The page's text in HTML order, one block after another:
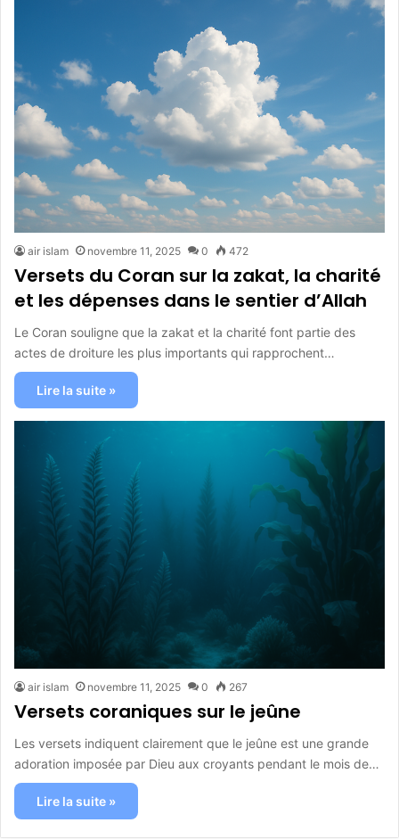
air islam novembre 11, 2025 0 472
Versets du Coran sur la zakat, la charité
et les dépenses dans le sentier d’Allah
Le Coran souligne que la zakat et la charité font partie des
actes de droiture les plus importants qui rapprochent…
Lire la suite »
air islam novembre 11, 2025 0 267
Versets coraniques sur le jeûne
Les versets indiquent clairement que le jeûne est une grande
adoration imposée par Dieu aux croyants pendant le mois de…
Lire la suite »